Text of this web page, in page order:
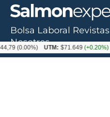
Bolsa Laboral Revistas
Nosotros
UTM: $71.649(+0.20%) Dólar: